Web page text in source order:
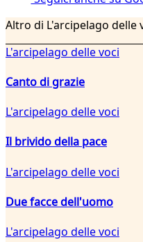
Altro di L'arcipelago delle
L'arcipelago delle voci
Canto di grazie
L'arcipelago delle voci
Il brivido della pace
L'arcipelago delle voci
Due facce dell'uomo
L'arcipelago delle voci